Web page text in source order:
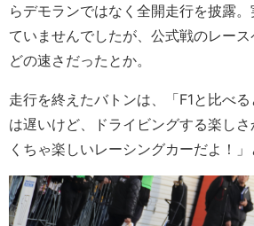
らデモランではなく全開走行を披露
ていませんでしたが、公式戦のレー
どの速さだったとか。
走行を終えたバトンは、「F1と比べ
は遅いけど、ドライビングする楽し
くちゃ楽しいレーシングカーだよ！」